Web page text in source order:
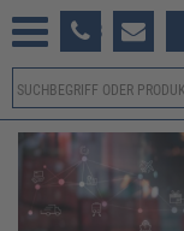
381-123